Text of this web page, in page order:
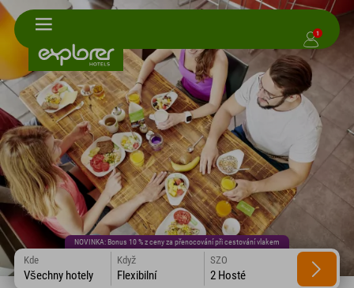
1
NOVINKA: Bonus 10 % z ceny za přenocování při cestování vlakem
Kde
Všechny hotely
Když
Flexibilní
SZO
2 Hosté